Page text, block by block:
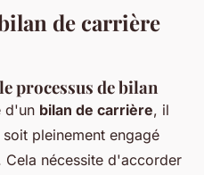
de carrière
processus de bilan
d'un bilan de carrière, il
pleinement engagé
nécessite d'accorder